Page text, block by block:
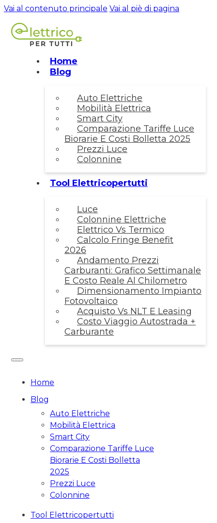
Vai al contenuto principale Vai al piè di pagina
Home
Blog
Auto Elettriche
Mobilità Elettrica
Smart City
Comparazione Tariffe Luce
Biorarie E Costi Bolletta 2025
Prezzi Luce
Colonnine
Tool Elettricopertutti
Luce
Colonnine Elettriche
Elettrico Vs Termico
Calcolo Fringe Benefit
2026
Andamento Prezzi
Carburanti: Grafico Settimanale
E Costo Reale Al Chilometro
Dimensionamento Impianto
Fotovoltaico
Acquisto Vs NLT E Leasing
Costo Viaggio Autostrada +
Carburante
Home
Blog
Auto Elettriche
Mobilità Elettrica
Smart City
Comparazione Tariffe Luce
Biorarie E Costi Bolletta
2025
Prezzi Luce
Colonnine
Tool Elettricopertutti